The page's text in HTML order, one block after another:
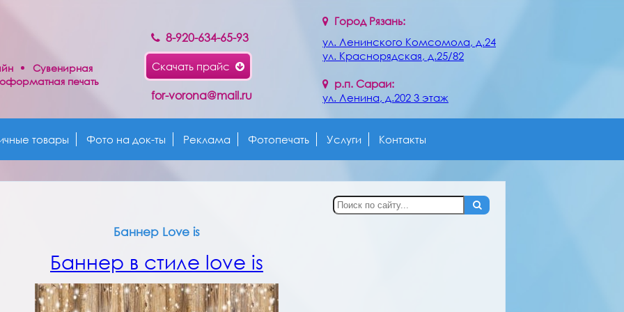
Сувенирная
печать
8-920-634-65-93
Скачать прайс
for-vorona@mail.ru
Город Рязань:
ул. Ленинского Комсомола, д.24
ул. Краснорядская, д.25/82
р.п. Сараи:
ул. Ленина, д.202 3 этаж
товары Фото на док-ты Реклама Фотопечать Услуги Контакты
Баннер Love is
Баннер в стиле love is